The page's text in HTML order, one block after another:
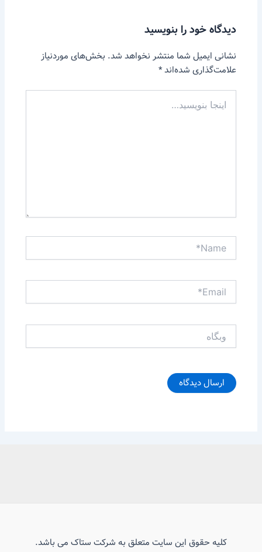
دیدگاه‌ خود را بنویسید
نشانی ایمیل شما منتشر نخواهد شد. بخش‌های موردنیاز
علامت‌گذاری شده‌اند*
بنویسید…
Name*
Email*
وبگاه
کلیه حقوق این سایت متعلق به شرکت ستاک می باشد.